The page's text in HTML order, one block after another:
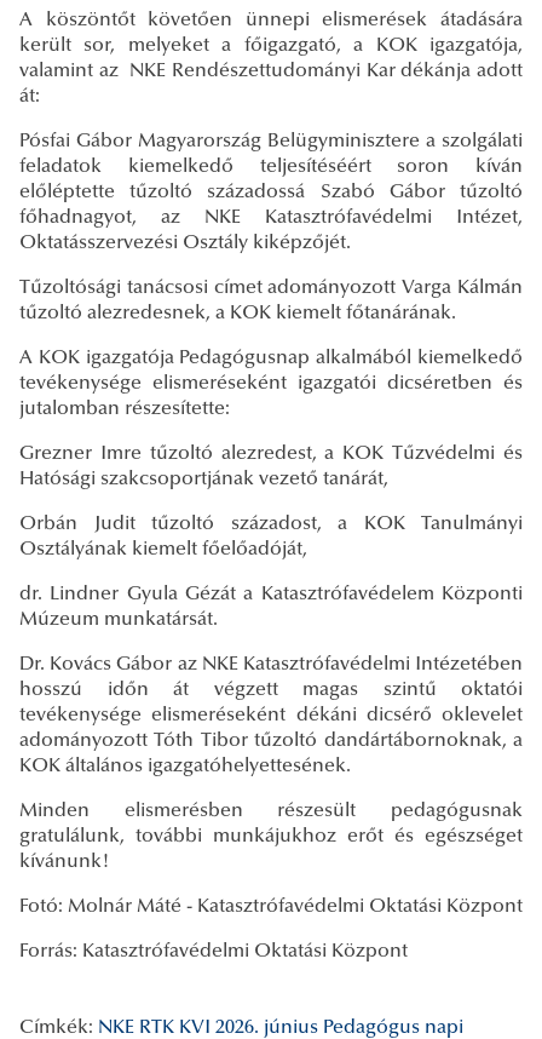
A köszöntőt követően ünnepi elismerések átadására
került sor, melyeket a főigazgató, a KOK igazgatója,
valamint az NKE Rendészettudományi Kar dékánja adott
át:
Pósfai Gábor Magyarország Belügyminisztere a szolgálati
feladatok kiemelkedő teljesítéséért soron kíván
előléptette tűzoltó századossá Szabó Gábor tűzoltó
főhadnagyot, az NKE Katasztrófavédelmi Intézet,
Oktatásszervezési Osztály kiképzőjét.
Tűzoltósági tanácsosi címet adományozott Varga Kálmán
tűzoltó alezredesnek, a KOK kiemelt főtanárának.
A KOK igazgatója Pedagógusnap alkalmából kiemelkedő
tevékenysége elismeréseként igazgatói dicséretben és
jutalomban részesítette:
Grezner Imre tűzoltó alezredest, a KOK Tűzvédelmi és
Hatósági szakcsoportjának vezető tanárát,
Orbán Judit tűzoltó századost, a KOK Tanulmányi
Osztályának kiemelt főelőadóját,
dr. Lindner Gyula Gézát a Katasztrófavédelem Központi
Múzeum munkatársát.
Dr. Kovács Gábor az NKE Katasztrófavédelmi Intézetében
hosszú időn át végzett magas szintű oktatói
tevékenysége elismeréseként dékáni dicsérő oklevelet
adományozott Tóth Tibor tűzoltó dandártábornoknak, a
KOK általános igazgatóhelyettesének.
Minden elismerésben részesült pedagógusnak
gratulálunk, további munkájukhoz erőt és egészséget
kívánunk!
Fotó: Molnár Máté - Katasztrófavédelmi Oktatási Központ
Forrás: Katasztrófavédelmi Oktatási Központ
Címkék: NKE RTK KVI 2026. június Pedagógus napi